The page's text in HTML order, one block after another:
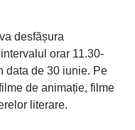
desfășura
orar 11.30-
data de 30 iunie. Pe
de animație, filme
literare.